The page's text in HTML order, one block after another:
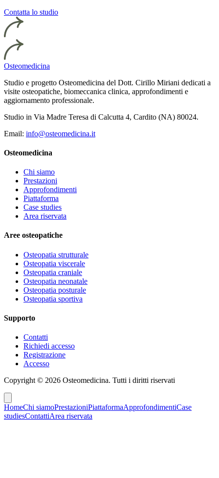
Contatta lo studio
Osteomedicina
Studio e progetto Osteomedicina del Dott. Cirillo Miriani dedicati a
visite osteopatiche, biomeccanica clinica, approfondimenti e
aggiornamento professionale.
Studio in Via Madre Teresa di Calcutta 4, Cardito (NA) 80024.
Email: info@osteomedicina.it
Osteomedicina
Chi siamo
Prestazioni
Approfondimenti
Piattaforma
Case studies
Area riservata
Aree osteopatiche
Osteopatia strutturale
Osteopatia viscerale
Osteopatia craniale
Osteopatia neonatale
Osteopatia posturale
Osteopatia sportiva
Supporto
Contatti
Richiedi accesso
Registrazione
Accesso
Copyright © 2026 Osteomedicina. Tutti i diritti riservati
HomeChi siamoPrestazioniPiattaformaApprofondimentiCase
studiesContattiArea riservata